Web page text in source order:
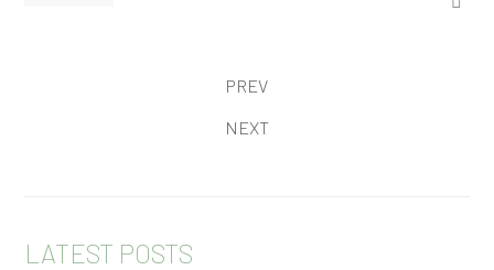
PREV
NEXT
LATEST POSTS